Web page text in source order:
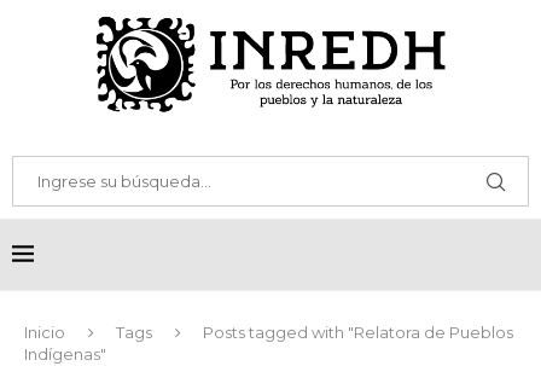
Inicio Tags
Posts tagged with "Relatora de Pueblos
Indígenas"